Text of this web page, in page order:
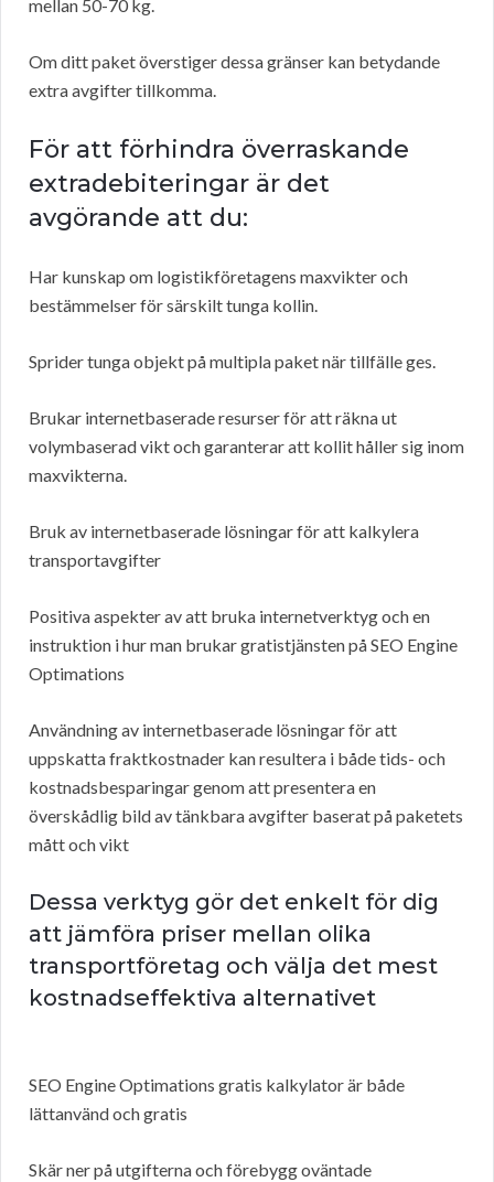
mellan 50-70 kg.
Om ditt paket överstiger dessa gränser kan betydande
extra avgifter tillkomma.
För att förhindra överraskande
extradebiteringar är det
avgörande att du:
Har kunskap om logistikföretagens maxvikter och
bestämmelser för särskilt tunga kollin.
Sprider tunga objekt på multipla paket när tillfälle ges.
Brukar internetbaserade resurser för att räkna ut
volymbaserad vikt och garanterar att kollit håller sig inom
maxvikterna.
Bruk av internetbaserade lösningar för att kalkylera
transportavgifter
Positiva aspekter av att bruka internetverktyg och en
instruktion i hur man brukar gratistjänsten på SEO Engine
Optimations
Användning av internetbaserade lösningar för att
uppskatta fraktkostnader kan resultera i både tids- och
kostnadsbesparingar genom att presentera en
överskådlig bild av tänkbara avgifter baserat på paketets
mått och vikt
Dessa verktyg gör det enkelt för dig
att jämföra priser mellan olika
transportföretag och välja det mest
kostnadseffektiva alternativet
SEO Engine Optimations gratis kalkylator är både
lättanvänd och gratis
Skär ner på utgifterna och förebygg oväntade